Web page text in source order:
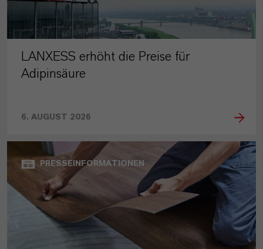
LANXESS erhöht die Preise für
Adipinsäure
6. AUGUST 2026
PRESSEINFORMATIONEN